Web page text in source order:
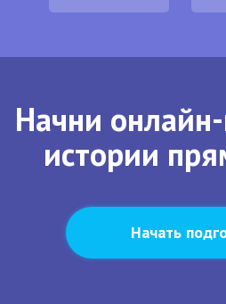
Начни
истории
Начать